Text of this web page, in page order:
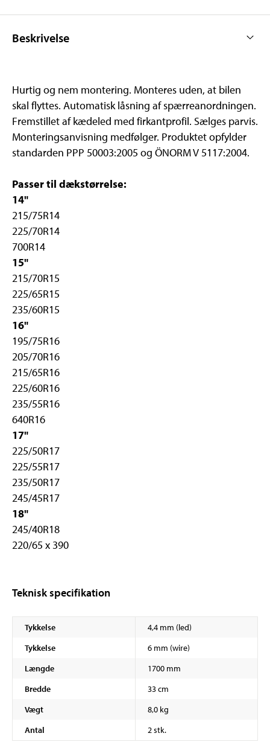
Beskrivelse
Hurtig og nem montering. Monteres uden, at bilen
skal flyttes. Automatisk låsning af spærreanordningen.
Fremstillet af kædeled med firkantprofil. Sælges parvis.
Monteringsanvisning medfølger. Produktet opfylder
standarden PPP 50003:2005 og ÖNORM V 5117:2004.
Passer til dækstørrelse:
14"
215/75R14
225/70R14
700R14
15"
215/70R15
225/65R15
235/60R15
16"
195/75R16
205/70R16
215/65R16
225/60R16
235/55R16
640R16
17"
225/50R17
225/55R17
235/50R17
245/45R17
18"
245/40R18
220/65 x 390
Teknisk specifikation
Tykkelse
4,4 mm (led)
Tykkelse
6 mm (wire)
Længde
1700 mm
Bredde
33 cm
Vægt
8,0 kg
Antal
2 stk.